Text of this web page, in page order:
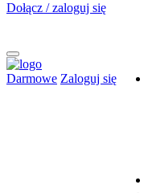
Dołącz / zaloguj się
Darmowe Zaloguj się